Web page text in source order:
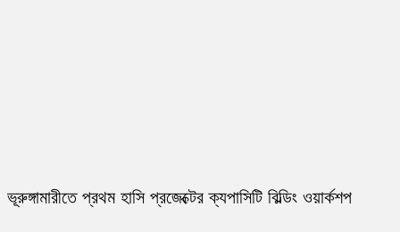
ভূরুঙ্গামারীতে প্রথম হাসি প্রজেক্টের ক্যপাসিটি বিল্ডিং ওয়ার্কশপ